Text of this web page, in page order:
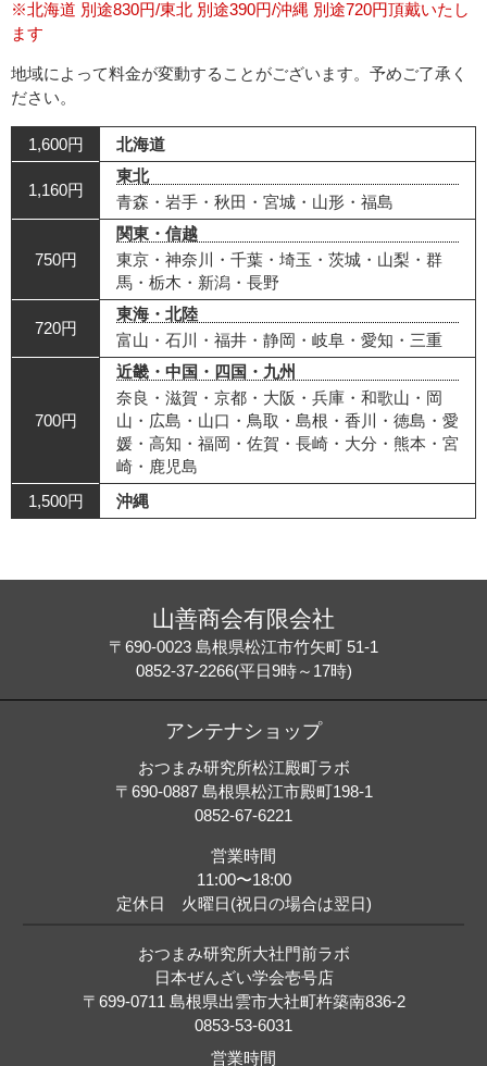
※北海道 別途830円/東北 別途390円/沖縄 別途720円頂戴いたし
ます
地域によって料金が変動することがございます。予めご了承く
ださい。
1,600円 北海道
1,160円
東北
青森・岩手・秋田・宮城・山形・福島
750円
関東・信越
東京・神奈川・千葉・埼玉・茨城・山梨・群
馬・栃木・新潟・長野
720円
東海・北陸
富山・石川・福井・静岡・岐阜・愛知・三重
700円
近畿・中国・四国・九州
奈良・滋賀・京都・大阪・兵庫・和歌山・岡
山・広島・山口・鳥取・島根・香川・徳島・愛
媛・高知・福岡・佐賀・長崎・大分・熊本・宮
崎・鹿児島
1,500円
沖縄
山善商会有限会社
〒690-0023 島根県松江市竹矢町 51-1
0852-37-2266(平日9時～17時)
アンテナショップ
おつまみ研究所松江殿町ラボ
〒690-0887 島根県松江市殿町198-1
0852-67-6221
営業時間
11:00〜18:00
定休日 火曜日(祝日の場合は翌日)
おつまみ研究所大社門前ラボ
日本ぜんざい学会壱号店
〒699-0711 島根県出雲市大社町杵築南836-2
0853-53-6031
営業時間